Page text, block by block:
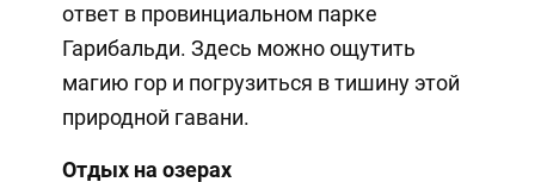
ответ в провинциальном парке
Гарибальди. Здесь можно ощутить
магию гор и погрузиться в тишину этой
природной гавани.
Отдых на озерах